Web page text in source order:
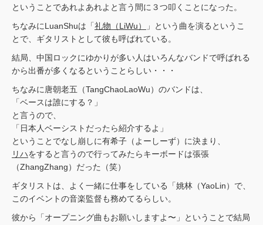
ということであれよあれよと言う間に３つ叩くことになった。
ちなみにLuanShuは「礼物（LiWu）
」という曲を演るというこ
とで、ギタリストとして彼も呼ばれている。
結局、中国ロックにゆかりが多い人はいろんなバンドで呼ばれる
から出番が多くなるということらしい・・・
ちなみに唐朝老五（TangChaoLaoWu）のバンドは、
「ベースは誰にする？」
と言うので、
「日本人ベーシストだったら紹介するよ」
ということでなし崩しに有希子（よーしーず）に決まり、
リハをすると言うので行ってみたらキーボードは張張
（ZhangZhang）だった（笑）
ギタリストは、よく一緒に仕事をしている「姚林（YaoLin）で、
このイベントの音楽監督も務めてるらしい。
彼から「オープニング曲もお願いしますよ〜」ということで結局